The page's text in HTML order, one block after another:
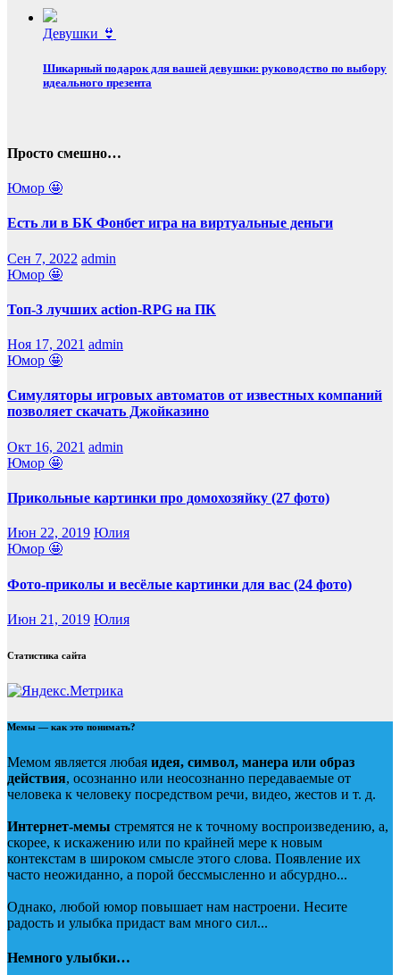
Девушки 👙
Шикарный подарок для вашей девушки: руководство по выбору
идеального презента
Просто смешно…
Юмор 🤩
Есть ли в БК Фонбет игра на виртуальные деньги
Сен 7, 2022 admin
Юмор 🤩
Топ-3 лучших action-RPG на ПК
Ноя 17, 2021 admin
Юмор 🤩
Симуляторы игровых автоматов от известных компаний
позволяет скачать Джойказино
Окт 16, 2021 admin
Юмор 🤩
Прикольные картинки про домохозяйку (27 фото)
Июн 22, 2019 Юлия
Юмор 🤩
Фото-приколы и весёлые картинки для вас (24 фото)
Июн 21, 2019 Юлия
Статистика сайта
Мемы — как это понимать?
Мемом является любая идея, символ, манера или образ
действия, осознанно или неосознанно передаваемые от
человека к человеку посредством речи, видео, жестов и т. д.
Интернет-мемы стремятся не к точному воспроизведению, а,
скорее, к искажению или по крайней мере к новым
контекстам в широком смысле этого слова. Появление их
часто неожиданно, а порой бессмысленно и абсурдно...
Однако, любой юмор повышает нам настроени. Несите
радость и улыбка придаст вам много сил...
Немного улыбки…